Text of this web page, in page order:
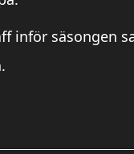
inför säsongen